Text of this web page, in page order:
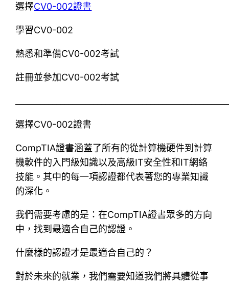
選擇CV0-002證書
學習CV0-002
熟悉和準備CV0-002考試
註冊並參加CV0-002考試
選擇CV0-002證書
CompTIA證書涵蓋了所有的從計算機硬件到計算
機軟件的入門級知識以及高級IT安全性和IT網絡
技能。其中的每一項認證都代表著您的專業知識
的深化。
我們需要考慮的是：在CompTIA證書眾多的方向
中，找到最適合自己的認證。
什麼樣的認證才是最適合自己的？
對於未來的就業，我們需要知道我們將具體從事